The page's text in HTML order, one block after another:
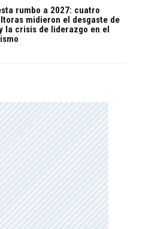
rumbo a 2027: cuatro
midieron el desgaste de
la crisis de liderazgo en el